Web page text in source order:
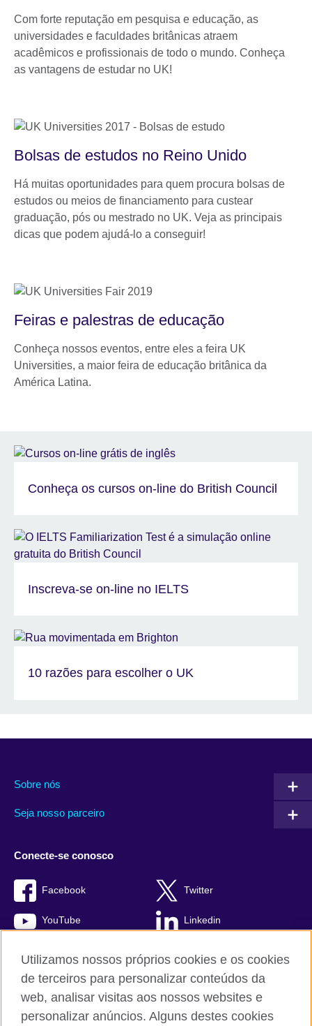
Com forte reputação em pesquisa e educação, as
universidades e faculdades britânicas atraem
acadêmicos e profissionais de todo o mundo. Conheça
as vantagens de estudar no UK!
Bolsas de estudos no Reino Unido
Há muitas oportunidades para quem procura bolsas de
estudos ou meios de financiamento para custear
graduação, pós ou mestrado no UK. Veja as principais
dicas que podem ajudá-lo a conseguir!
Feiras e palestras de educação
Conheça nossos eventos, entre eles a feira UK
Universities, a maior feira de educação britânica da
América Latina.
Conheça os cursos on-line do British Council
Inscreva-se on-line no IELTS
10 razões para escolher o UK
Sobre nós
Seja nosso parceiro
Conecte-se conosco
Facebook Twitter
YouTube Linkedin
British Council global
Utilizamos nossos próprios cookies e os cookies
de terceiros para personalizar conteúdos da
web, analisar visitas aos nossos websites e
personalizar anúncios. Alguns destes cookies